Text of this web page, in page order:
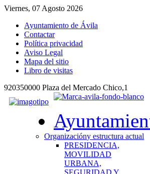
Viernes, 07 Agosto 2026
Ayuntamiento de Ávila
Contactar
Política privacidad
Aviso Legal
Mapa del sitio
Libro de visitas
920350000 Plaza del Mercado Chico,1
Organizacióny estructura actual
PRESIDENCIA,
MOVILIDAD
URBANA,
SEGURIDAD Y